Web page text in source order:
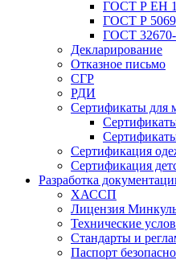
ГОСТ Р ЕН
ГОСТ Р
ГОСТ
Декларирование
Отказное письмо
СГР
РДИ
Сертификаты для
Сертификация
Сертификация
Разработка
ХАССП
Лицензия
Технические
Стандарты и
Паспорт